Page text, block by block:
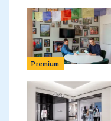
Premium